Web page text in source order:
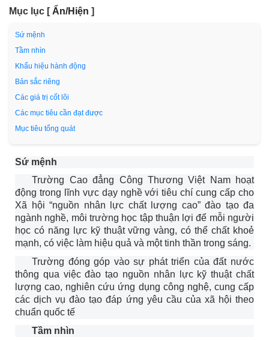
Mục lục [ Ẩn/Hiện ]
Sứ mệnh
Tầm nhìn
Khẩu hiệu hành động
Bản sắc riêng
Các giá trị cốt lõi
Các mục tiêu cần đạt được
Mục tiêu tổng quát
Sứ mệnh
Trường Cao đẳng Công Thương Việt Nam hoạt
động trong lĩnh vực dạy nghề với tiêu chí cung cấp cho
Xã hội “nguồn nhân lực chất lượng cao” đào tạo đa
ngành nghề, môi trường học tập thuận lợi để mỗi người
học có năng lực kỹ thuật vững vàng, có thể chất khoẻ
mạnh, có việc làm hiệu quả và một tinh thần trong sáng.
Trường đóng góp vào sự phát triển của đất nước
thông qua việc đào tạo nguồn nhân lực kỹ thuật chất
lượng cao, nghiên cứu ứng dụng công nghệ, cung cấp
các dịch vụ đào tạo đáp ứng yêu cầu của xã hội theo
chuẩn quốc tế
Tầm nhìn